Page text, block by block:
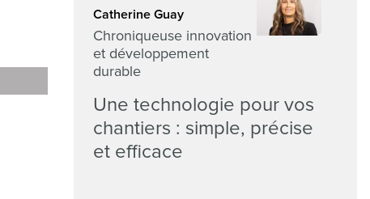
Catherine Guay
Chroniqueuse innovation
et développement
durable
Une technologie pour vos
chantiers : simple, précise
et efficace